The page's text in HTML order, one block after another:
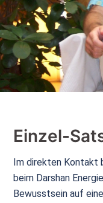
Einzel-
Im direkten Kontakt
beim Darshan
Bewusstsein auf